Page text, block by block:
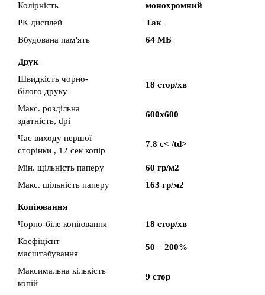
Колірність
монохромний
РК дисплей
Так
Вбудована пам'ять
64 МБ
Друк
Швидкість чорно-
білого друку
18 стор/хв
Макс. роздільна
здатність, dpi
600х600
Час виходу першої
сторінки , 12 сек копір
7.8 с< /td>
Мін. щільність паперу
60 гр/м2
Макс. щільність паперу
163 гр/м2
Копіювання
Чорно-біле копіювання
18 стор/хв
Коефіцієнт
масштабування
50 – 200%
Максимальна кількість
копій
9 стор